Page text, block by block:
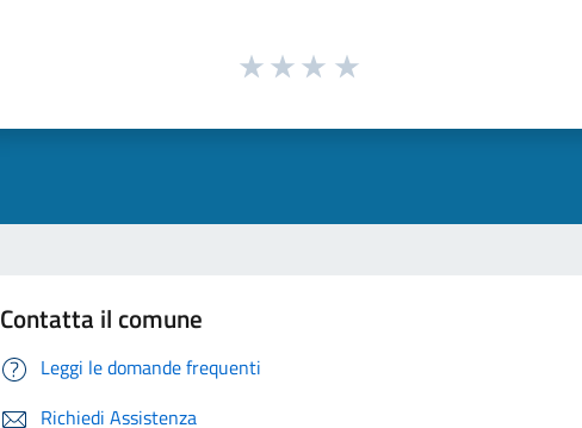
Contatta il comune
Leggi le domande frequenti
Richiedi Assistenza